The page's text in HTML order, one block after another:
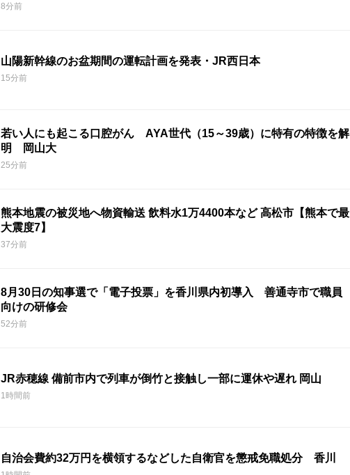
8分前
山陽新幹線のお盆期間の運転計画を発表・JR西日本
15分前
若い人にも起こる口腔がん AYA世代（15～39歳）に特有の特徴を解
明 岡山大
25分前
熊本地震の被災地へ物資輸送 飲料水1万4400本など 高松市【熊本で最
大震度7】
37分前
8月30日の知事選で「電子投票」を香川県内初導入 善通寺市で職員
向けの研修会
52分前
JR赤穂線 備前市内で列車が倒竹と接触し一部に運休や遅れ 岡山
1時間前
自治会費約32万円を横領するなどした自衛官を懲戒免職処分 香川